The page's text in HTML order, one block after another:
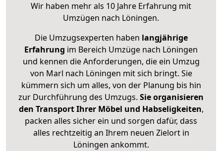
Wir haben mehr als 10 Jahre Erfahrung mit
Umzügen nach Löningen.
Die Umzugsexperten haben langjährige
Erfahrung im Bereich Umzüge nach Löningen
und kennen die Anforderungen, die ein Umzug
von Marl nach Löningen mit sich bringt. Sie
kümmern sich um alles, von der Planung bis hin
zur Durchführung des Umzugs. Sie organisieren
den Transport Ihrer Möbel und Habseligkeiten,
packen alles sicher ein und sorgen dafür, dass
alles rechtzeitig an Ihrem neuen Zielort in
Löningen ankommt.